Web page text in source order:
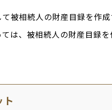
被相続人の財産目録を作成
は、被相続人の財産目録